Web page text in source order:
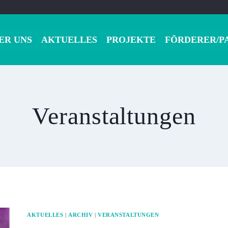
UNS AKTUELLES PROJEKTE FÖRDERER/
Veranstaltungen
AKTUELLES ARCHIV |VERANSTALTUNGEN